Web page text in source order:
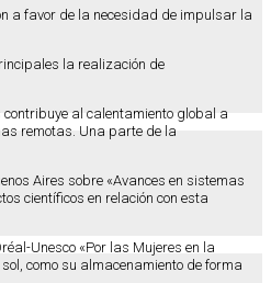
a favor de la necesidad de impulsar la
la realización de
al calentamiento global a
remotas. Una parte de la
Aires sobre «Avances en sistemas
científicos en relación con esta
Unesco «Por las Mujeres en la
como su almacenamiento de forma